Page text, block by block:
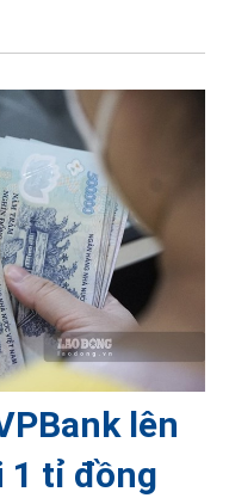
lên
1 tỉ đồng